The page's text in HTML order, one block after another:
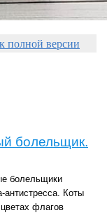
к полной версии
болельщик.
болельщики
антистресса. Коты
флагов